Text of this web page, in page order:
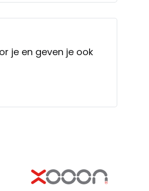
je en geven je ook